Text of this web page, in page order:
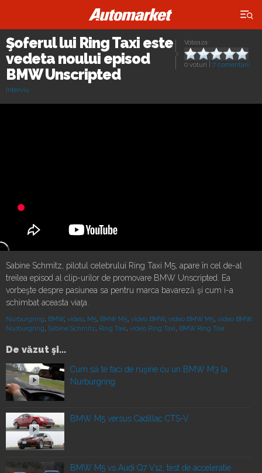
×
Voteaza:
0 voturi 7 comentarii
Şoferul lui Ring Taxi este
vedeta noului episod
BMW Unscripted
Interviu
Sabine Schmitz, pilotul celebrului Ring Taxi M5, apare în cel de-al
treilea episod al clip-urilor de promovare BMW Unscripted. Ea
vorbeşte despre pasiunea sa pentru marca bavareză şi cum i-a
schimbat aceasta viaţa.
Nurburgring, BMW, video, M5, BMW M5, video BMW, video BMW M5, video BMW
Nurburgring, Sabine Schmitz, Ring Taxi, video Ring Taxi, BMW Ring Taxi
De văzut şi...
Cum să te faci de ruşine cu un BMW M3 la
Nurburgring
BMW M5 versus Cadillac CTS-V
BMW M5 vs Audi Q7 V12, test de acceleratie